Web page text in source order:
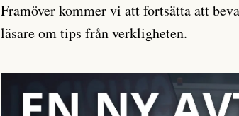
Framöver kommer vi att fortsätta att
läsare om tips från verkligheten.